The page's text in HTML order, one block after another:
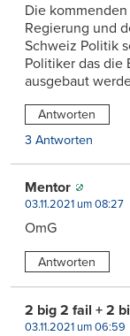
Die
Regierung und
Schweiz Politik
Politiker das die
ausgebaut
Antworten
3 Antworten
Mentor
03.11.2021 um 08:27
OmG
Antworten
2 big 2 fail + 2
03.11.2021 um 06:59